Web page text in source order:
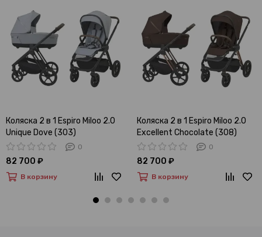
Коляска 2 в 1 Espiro Miloo 2.0
Unique Dove (303)
0
82 700 ₽
В корзину
Коляска 2 в 1 Espiro Miloo 2.0
Excellent Chocolate (308)
0
82 700 ₽
В корзину